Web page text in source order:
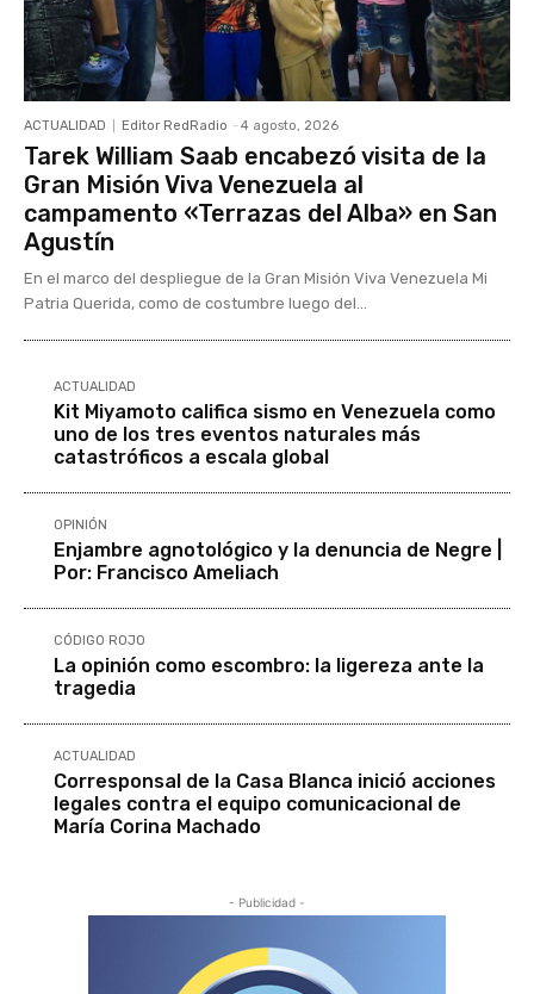
ACTUALIDAD Editor RedRadio - 4 agosto, 2026
Tarek William Saab encabezó visita de la
Gran Misión Viva Venezuela al
campamento «Terrazas del Alba» en San
Agustín
En el marco del despliegue de la Gran Misión Viva Venezuela Mi
Patria Querida, como de costumbre luego del...
ACTUALIDAD
Kit Miyamoto califica sismo en Venezuela como
uno de los tres eventos naturales más
catastróficos a escala global
OPINIÓN
Enjambre agnotológico y la denuncia de Negre |
Por: Francisco Ameliach
CÓDIGO ROJO
La opinión como escombro: la ligereza ante la
tragedia
ACTUALIDAD
Corresponsal de la Casa Blanca inició acciones
legales contra el equipo comunicacional de
María Corina Machado
- Publicidad -